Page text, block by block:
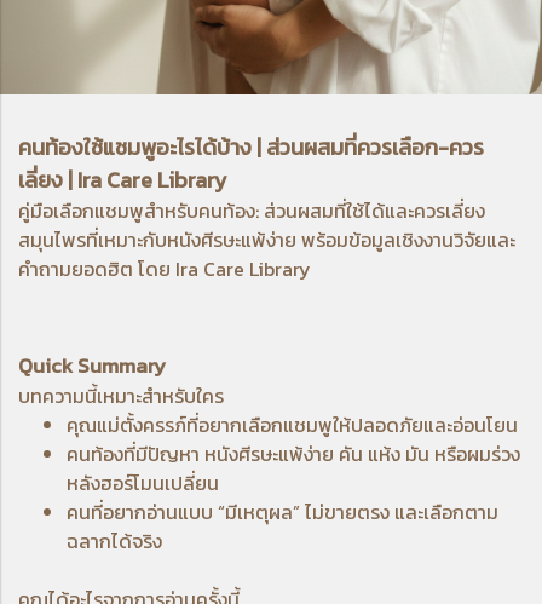
คนท้องใช้แชมพูอะไรได้บ้าง | ส่วนผสมที่ควรเลือก-ควร
เลี่ยง | Ira Care Library
คู่มือเลือกแชมพูสำหรับคนท้อง: ส่วนผสมที่ใช้ได้และควรเลี่ยง
สมุนไพรที่เหมาะกับหนังศีรษะแพ้ง่าย พร้อมข้อมูลเชิงงานวิจัยและ
คำถามยอดฮิต โดย Ira Care Library
Quick Summary
บทความนี้เหมาะสำหรับใคร
คุณแม่ตั้งครรภ์ที่อยากเลือกแชมพูให้ปลอดภัยและอ่อนโยน
คนท้องที่มีปัญหา หนังศีรษะแพ้ง่าย คัน แห้ง มัน หรือผมร่วง
หลังฮอร์โมนเปลี่ยน
คนที่อยากอ่านแบบ “มีเหตุผล” ไม่ขายตรง และเลือกตาม
ฉลากได้จริง